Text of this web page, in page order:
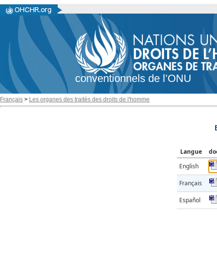
conventionnels de l’ONU
Français > Les organes des traités des droits de l'homme
Langue
English
Français
Español